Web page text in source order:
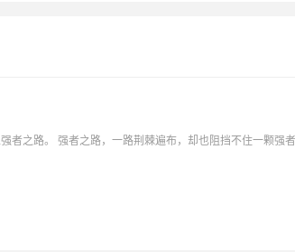
之路。 强者之路，一路荆棘遍布，却也阻挡不住一颗强